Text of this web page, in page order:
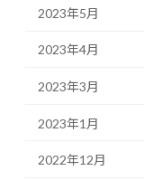
2023年5月
2023年4月
2023年3月
2023年1月
2022年12月